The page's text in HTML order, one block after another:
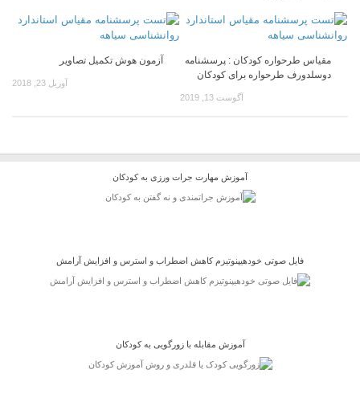
آزمون هوش تکمیل تصاویر
آوریل 23, 2018
مقیاس طرحواره کودکان : پرسشنامه
دوسلدورف طرحواره برای کودکان
آگوست 13, 2019
آموزش مقابله با زورگویی به کودکان
فایل صوتی خودهیپنوتیزم کاهش اضطراب و استرس و افزایش آرامش
آموزش مهارت جرات ورزی به کودکان